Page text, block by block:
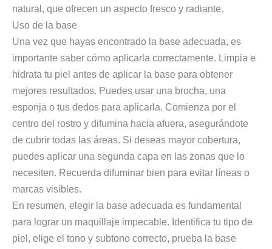
natural, que ofrecen un aspecto fresco y radiante.
Uso de la base
Una vez que hayas encontrado la base adecuada, es
importante saber cómo aplicarla correctamente. Limpia e
hidrata tu piel antes de aplicar la base para obtener
mejores resultados. Puedes usar una brocha, una
esponja o tus dedos para aplicarla. Comienza por el
centro del rostro y difumina hacia afuera, asegurándote
de cubrir todas las áreas. Si deseas mayor cobertura,
puedes aplicar una segunda capa en las zonas que lo
necesiten. Recuerda difuminar bien para evitar líneas o
marcas visibles.
En resumen, elegir la base adecuada es fundamental
para lograr un maquillaje impecable. Identifica tu tipo de
piel, elige el tono y subtono correcto, prueba la base